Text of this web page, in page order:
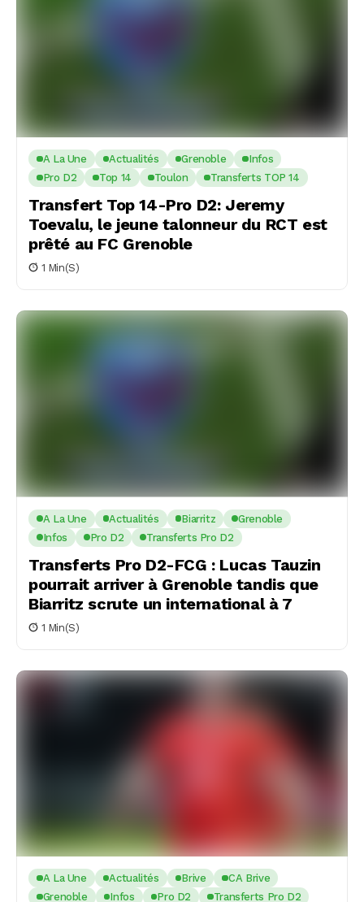
A La Une Actualités Grenoble
Infos
Pro D2
Top 14 Toulon Transferts TOP 14
Transfert Top 14-Pro D2: Jeremy
Toevalu, le jeune talonneur du RCT est
prêté au FC Grenoble
1 Min(s)
A La Une Actualités Biarritz
Grenoble
Infos
Pro D2 Transferts Pro D2
Transferts Pro D2-FCG : Lucas Tauzin
pourrait arriver à Grenoble tandis que
Biarritz scrute un international à 7
1 Min(s)
A La Une Actualités Brive
CA Brive
Grenoble
Infos Pro D2 Transferts Pro D2